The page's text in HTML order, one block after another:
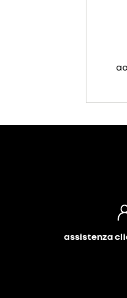
assistenza